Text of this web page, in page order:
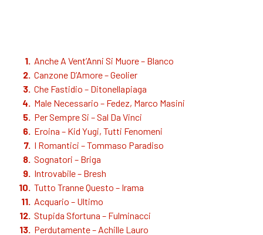
Anche A Vent’Anni Si Muore – Blanco
Canzone D’Amore – Geolier
Che Fastidio – Ditonellapiaga
Male Necessario – Fedez, Marco Masini
Per Sempre Si – Sal Da Vinci
Eroina – Kid Yugi, Tutti Fenomeni
I Romantici – Tommaso Paradiso
Sognatori – Briga
Introvabile – Bresh
Tutto Tranne Questo – Irama
Acquario – Ultimo
Stupida Sfortuna – Fulminacci
Perdutamente – Achille Lauro